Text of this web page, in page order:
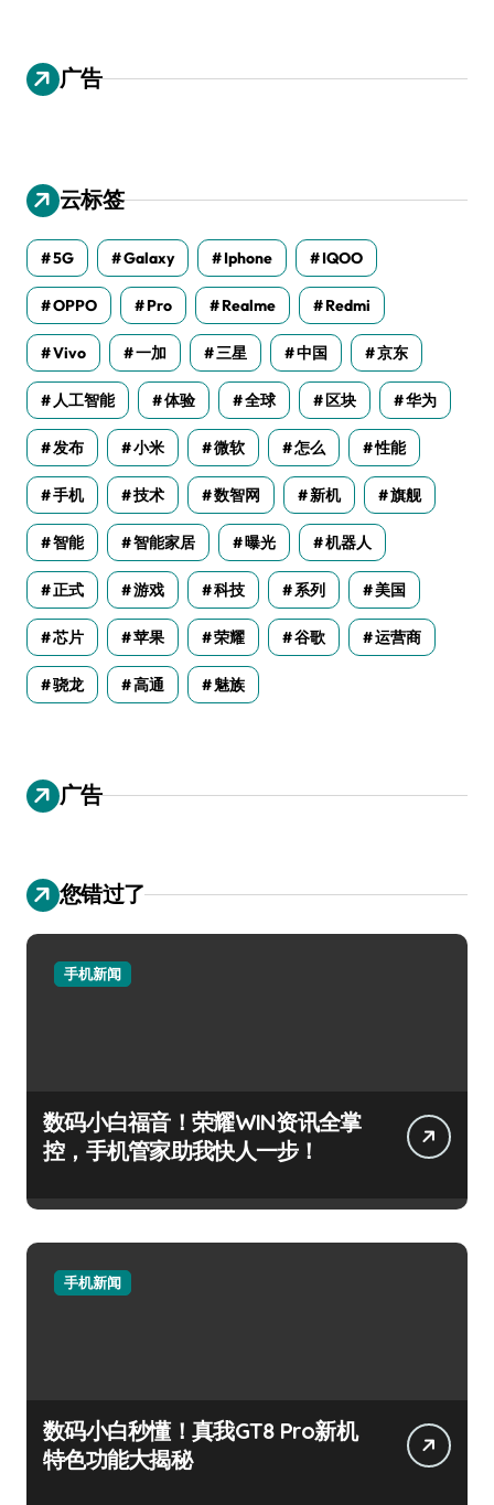
广告
云标签
5G Galaxy Iphone IQOO
OPPO Pro Realme Redmi
Vivo 一加 三星 中国 京东
人工智能 体验 全球 区块 华为
发布 小米 微软 怎么 性能
手机 技术 数智网 新机 旗舰
智能 智能家居 曝光 机器人
正式 游戏 科技 系列 美国
芯片 苹果 荣耀 谷歌 运营商
骁龙 高通 魅族
广告
您错过了
手机新闻
数码小白福音！荣耀WIN资讯全掌
控，手机管家助我快人一步！
手机新闻
数码小白秒懂！真我GT8 Pro新机
特色功能大揭秘